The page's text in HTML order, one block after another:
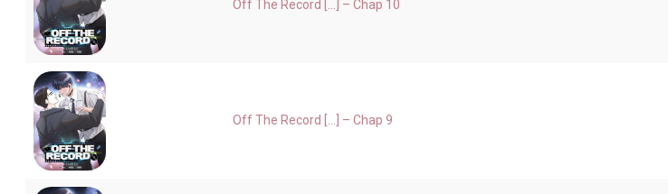
Off The Record [...] – Chap 10
Off The Record [...] – Chap 9